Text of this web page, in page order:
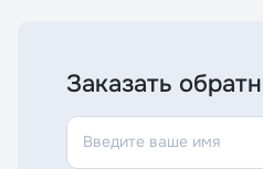
Заказать